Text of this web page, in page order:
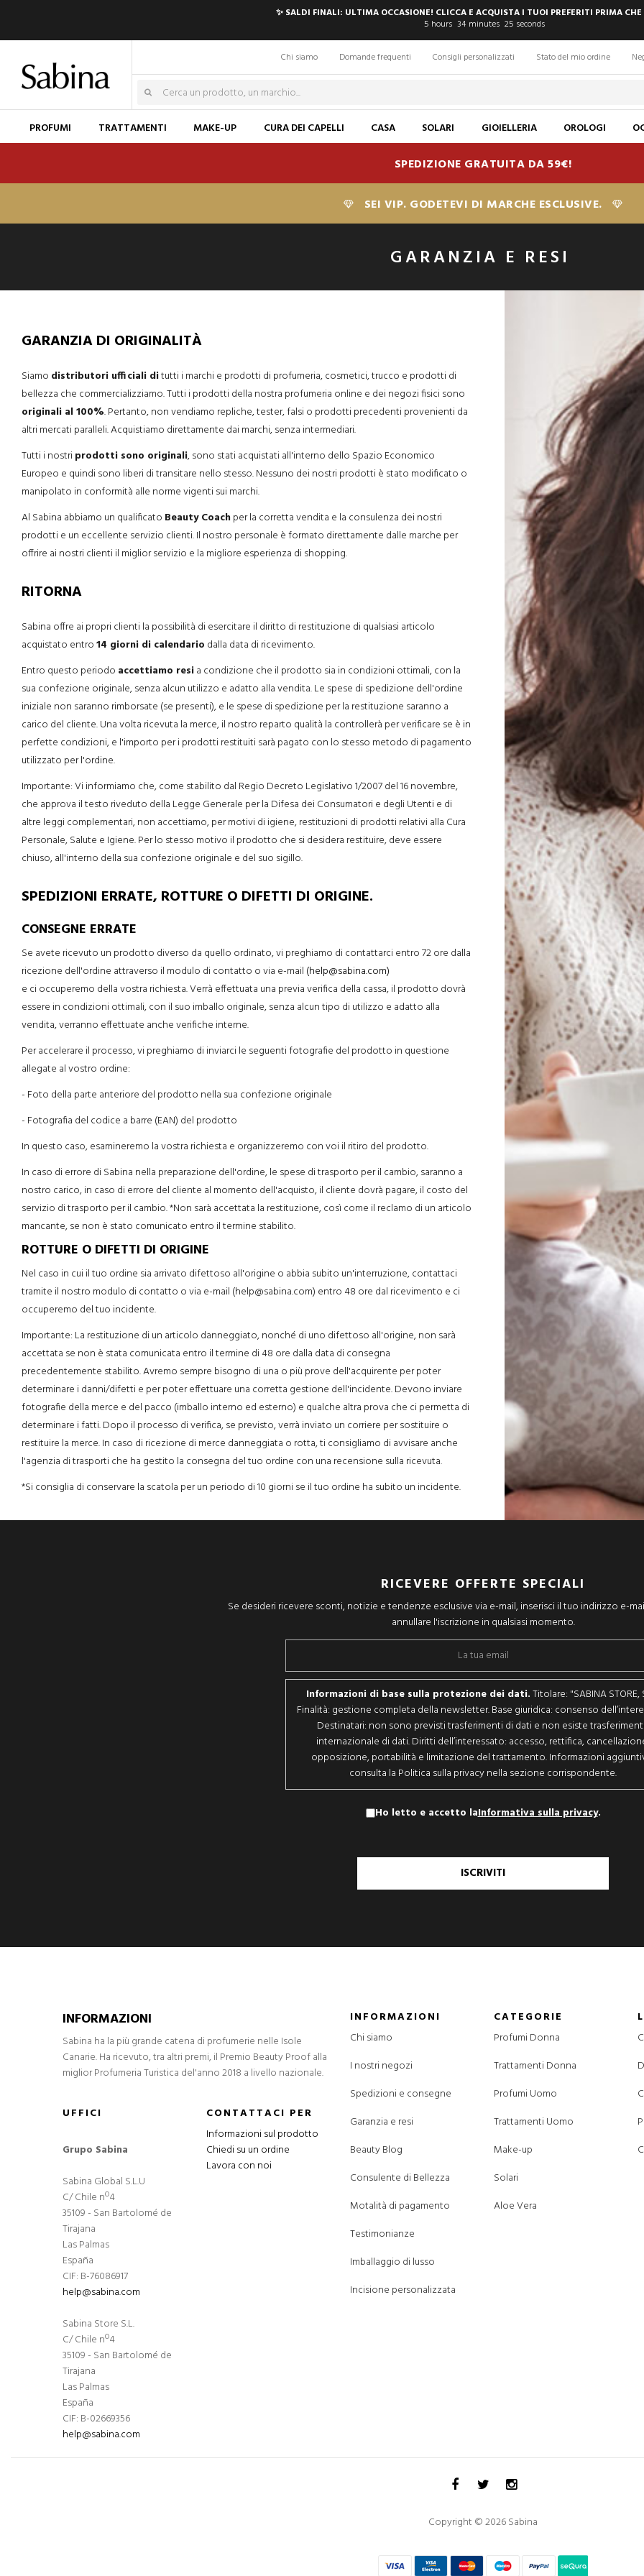
✨ SALDI FINALI: ULTIMA OCCASIONE! CLICCA E ACQUISTA I TUOI PREFERITI PRIMA
5 hours 34 minutes 24 seconds
Chi siamo Domande frequenti Consigli personalizzati Stato del mio ordine
PROFUMI TRATTAMENTI MAKE-UP CURA DEI CAPELLI CASA SOLARI GIOIELLERIA OROLOGI
SPEDIZIONE GRATUITA DA 59€!
SEI VIP. GODETEVI DI MARCHE ESCLUSIVE.
GARANZIA E RESI
GARANZIA DI ORIGINALITÀ
Siamo distributori ufficiali ditutti i marchi e prodotti di profumeria, cosmetici, trucco e prodotti di
bellezza che commercializziamo. Tutti i prodotti della nostra profumeria online e dei negozi fisici sono
originali al 100%. Pertanto, non vendiamo repliche, tester, falsi o prodotti precedenti provenienti da
altri mercati paralleli. Acquistiamo direttamente dai marchi, senza intermediari.
Tutti i nostri prodotti sono originali, sono stati acquistati all'interno dello Spazio Economico
Europeo e quindi sono liberi di transitare nello stesso. Nessuno dei nostri prodotti è stato modificato o
manipolato in conformità alle norme vigenti sui marchi.
Al Sabina abbiamo un qualificato Beauty Coachper la corretta vendita e la consulenza dei nostri
prodotti e un eccellente servizio clienti. Il nostro personale è formato direttamente dalle marche per
offrire ai nostri clienti il miglior servizio e la migliore esperienza di shopping.
RITORNA
Sabina offre ai propri clienti la possibilità di esercitare il diritto di restituzione di qualsiasi articolo
acquistato entro14 giorni di calendario dalla data di ricevimento.
Entro questo periodo accettiamo resia condizione che il prodotto sia in condizioni ottimali, con la
sua confezione originale, senza alcun utilizzo e adatto alla vendita. Le spese di spedizione dell'ordine
iniziale non saranno rimborsate (se presenti), e le spese di spedizione per la restituzione saranno a
carico del cliente. Una volta ricevuta la merce, il nostro reparto qualità la controllerà per verificare se è in
perfette condizioni, e l'importo per i prodotti restituiti sarà pagato con lo stesso metodo di pagamento
utilizzato per l'ordine.
Importante: Vi informiamo che, come stabilito dal Regio Decreto Legislativo 1/2007 del 16 novembre,
che approva il testo riveduto della Legge Generale per la Difesa dei Consumatori e degli Utenti e di
altre leggi complementari, non accettiamo, per motivi di igiene, restituzioni di prodotti relativi alla Cura
Personale, Salute e Igiene. Per lo stesso motivo il prodotto che si desidera restituire, deve essere
chiuso, all'interno della sua confezione originale e del suo sigillo.
SPEDIZIONI ERRATE, ROTTURE O DIFETTI DI ORIGINE.
CONSEGNE ERRATE
Se avete ricevuto un prodotto diverso da quello ordinato, vi preghiamo di contattarci entro 72 ore dalla
ricezione dell'ordine attraverso il modulo di contatto o via e-mail (help@sabina.com)
e ci occuperemo della vostra richiesta. Verrà effettuata una previa verifica della cassa, il prodotto dovrà
essere in condizioni ottimali, con il suo imballo originale, senza alcun tipo di utilizzo e adatto alla
vendita, verranno effettuate anche verifiche interne.
Per accelerare il processo, vi preghiamo di inviarci le seguenti fotografie del prodotto in questione
allegate al vostro ordine:
- Foto della parte anteriore del prodotto nella sua confezione originale
- Fotografia del codice a barre (EAN) del prodotto
In questo caso, esamineremo la vostra richiesta e organizzeremo con voi il ritiro del prodotto.
In caso di errore di Sabina nella preparazione dell'ordine, le spese di trasporto per il cambio, saranno a
nostro carico, in caso di errore del cliente al momento dell'acquisto, il cliente dovrà pagare, il costo del
servizio di trasporto per il cambio. *Non sarà accettata la restituzione, così come il reclamo di un articolo
mancante, se non è stato comunicato entro il termine stabilito.
ROTTURE O DIFETTI DI ORIGINE
Nel caso in cui il tuo ordine sia arrivato difettoso all'origine o abbia subito un'interruzione, contattaci
tramite il nostro modulo di contatto o via e-mail (help@sabina.com) entro 48 ore dal ricevimento e ci
occuperemo del tuo incidente.
Importante: La restituzione di un articolo danneggiato, nonché di uno difettoso all'origine, non sarà
accettata se non è stata comunicata entro il termine di 48 ore dalla data di consegna
precedentemente stabilito. Avremo sempre bisogno di una o più prove dell'acquirente per poter
determinare i danni/difetti e per poter effettuare una corretta gestione dell'incidente. Devono inviare
fotografie della merce e del pacco (imballo interno ed esterno) e qualche altra prova che ci permetta di
determinare i fatti. Dopo il processo di verifica, se previsto, verrà inviato un corriere per sostituire o
restituire la merce. In caso di ricezione di merce danneggiata o rotta, ti consigliamo di avvisare anche
l'agenzia di trasporti che ha gestito la consegna del tuo ordine con una recensione sulla ricevuta.
*Si consiglia di conservare la scatola per un periodo di 10 giorni se il tuo ordine ha subito un incidente.
RICEVERE OFFERTE SPECIALI
Se desideri ricevere sconti, notizie e tendenze esclusive via e-mail, inserisci il tuo indirizzo e-
annullare l'iscrizione in qualsiasi momento.
Informazioni di base sulla protezione dei dati.Titolare: "SABINA STORE,
Finalità: gestione completa della newsletter. Base giuridica: consenso
Destinatari: non sono previsti trasferimenti di dati e non esiste
internazionale di dati. Diritti dell’interessato: accesso, rettifica,
opposizione, portabilità e limitazione del trattamento. Informazioni
consulta la Politica sulla privacy nella sezione corrispondente.
Ho letto e accetto laInformativa sulla privacy.
ISCRIVITI
INFORMAZIONI
Sabina ha la più grande catena di profumerie nelle Isole
Canarie. Ha ricevuto, tra altri premi, il Premio Beauty Proof alla
miglior Profumeria Turistica del'anno 2018 a livello nazionale.
UFFICI
Grupo Sabina
Sabina Global S.L.U
C/ Chile nº4
35109 - San Bartolomé de
Tirajana
Las Palmas
España
CIF: B-76086917
help@sabina.com
Sabina Store S.L.
C/ Chile nº4
35109 - San Bartolomé de
Tirajana
Las Palmas
España
CIF: B-02669356
help@sabina.com
CONTATTACI PER
Informazioni sul prodotto
Chiedi su un ordine
Lavora con noi
INFORMAZIONI
Chi siamo
I nostri negozi
Spedizioni e consegne
Garanzia e resi
Beauty Blog
Consulente di Bellezza
Motalità di pagamento
Testimonianze
Imballaggio di lusso
Incisione personalizzata
CATEGORIE
Profumi Donna
Trattamenti Donna
Profumi Uomo
Trattamenti Uomo
Make-up
Solari
Aloe Vera
Copyright © 2026 Sabina